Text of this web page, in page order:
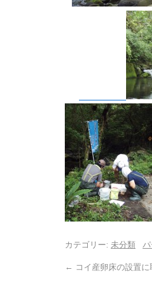
カテゴリー: 未分類
← コイ産卵床の設置に